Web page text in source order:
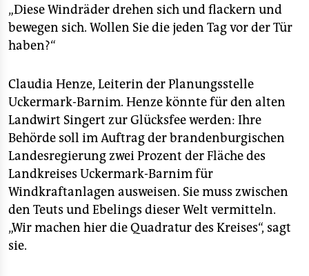
„Diese Windräder drehen sich und flackern und
bewegen sich. Wollen Sie die jeden Tag vor der Tür
haben?“
Claudia Henze, Leiterin der Planungsstelle
Uckermark-Barnim. Henze könnte für den alten
Landwirt Singert zur Glücksfee werden: Ihre
Behörde soll im Auftrag der brandenburgischen
Landesregierung zwei Prozent der Fläche des
Landkreises Uckermark-Barnim für
Windkraftanlagen ausweisen. Sie muss zwischen
den Teuts und Ebelings dieser Welt vermitteln.
„Wir machen hier die Quadratur des Kreises“, sagt
sie.